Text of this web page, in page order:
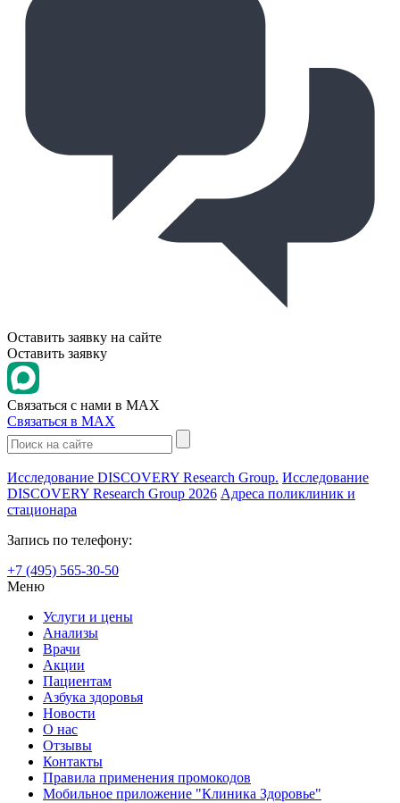
Оставить заявку на сайте
Оставить заявку
Связаться с нами в MAX
Связаться в MAX
Исследование DISCOVERY Research Group. Исследование
DISCOVERY Research Group 2026 Адреса поликлиник и
стационара
Запись по телефону:
+7 (495) 565-30-50
Меню
Услуги и цены
Анализы
Врачи
Акции
Пациентам
Азбука здоровья
Новости
О нас
Отзывы
Контакты
Правила применения промокодов
Мобильное приложение "Клиника Здоровье"